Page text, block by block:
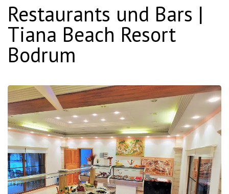
Restaurants und Bars |
Tiana Beach Resort
Bodrum